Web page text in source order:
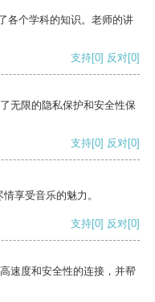
各个学科的知识。老师的讲
支持[0] 反对[0]
无限的隐私保护和安全性保
支持[0] 反对[0]
享受音乐的魅力。
支持[0] 反对[0]
速度和安全性的连接，并帮